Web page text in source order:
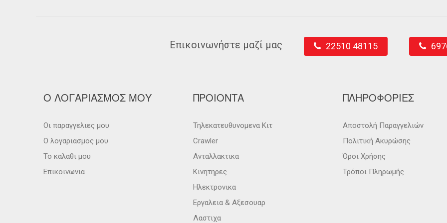
Επικοινωνήστε μαζί μας 22510 48115
Ο ΛΟΓΑΡΙΑΣΜΟΣ ΜΟΥ
Οι παραγγελιες μου
Ο λογαριασμος μου
Το καλαθι μου
Επικοινωνια
ΠΡΟΙΟΝΤΑ
Τηλεκατευθυνομενα Κιτ
Crawler
Ανταλλακτικα
Κινητηρες
Ηλεκτρονικα
Εργαλεια & Αξεσουαρ
Λαστιχα
ΠΛΗΡΟΦΟΡΙΕΣ
Αποστολή Παραγγελιών
Πολιτική Ακυρώσης
Όροι Χρήσης
Τρόποι Πληρωμής